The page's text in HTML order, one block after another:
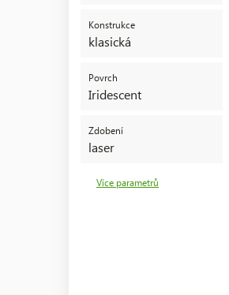
Konstrukce
klasická
Povrch
Iridescent
Zdobení
laser
Více parametrů